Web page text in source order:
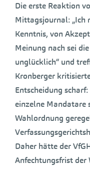
Die erste Reaktion
Mittagsjournal: „Ich
Kenntnis, von
Meinung nach sei
unglücklich“ und
Kronberger
Entscheidung
einzelne Mandatare
Wahlordnung
Daher hätte der
Anfechtungsfrist der